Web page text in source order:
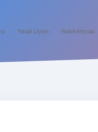
Yasal Uyarı Hakkımızda